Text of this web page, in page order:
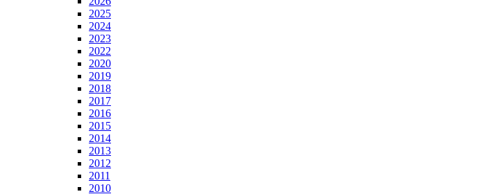
2025
2024
2023
2022
2020
2019
2018
2017
2016
2015
2014
2013
2012
2011
2010